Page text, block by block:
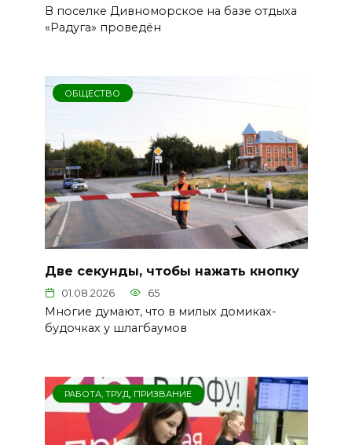
В поселке Дивноморское на базе отдыха
«Радуга» проведён
ОБЩЕСТВО
Две секунды, чтобы нажать кнопку
01.08.2026 65
Многие думают, что в милых домиках-
будочках у шлагбаумов
РАБОТА, ТРУД, ПРИЗВАНИЕ